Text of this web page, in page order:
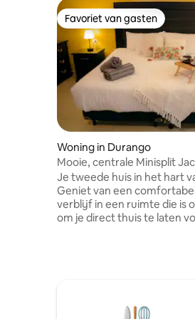
Favoriet van gasten
Favoriet van gasten
Woning in Durango
Mooie, centrale Minisplit
Factureren
Je tweede huis in het hart
Geniet van een
verblijf in een ruimte die is
om je direct thuis te laten
Gelegen op slechts een
de kathedraal, in het
het bruisende culturele